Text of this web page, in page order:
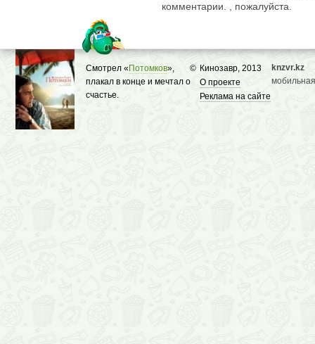
комментарии. , пожалуйста.
© Кинозавр, 2013
О проекте
Реклама на сайте
Смотрел «Потомков»,
плакал в конце и мечтал о
счастье.
knzvr.kz